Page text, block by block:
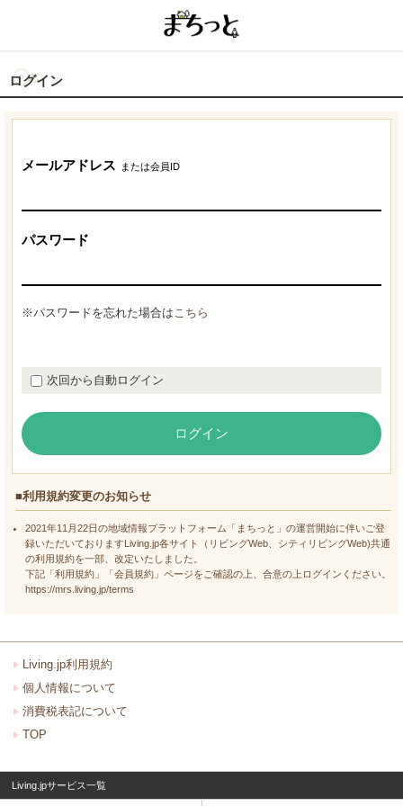
ログイン
メールアドレス または会員ID
パスワード
※パスワードを忘れた場合はこちら
次回から自動ログイン
ログイン
■利用規約変更のお知らせ
2021年11月22日の地域情報プラットフォーム「まちっと」の運営開始に伴いご登
録いただいておりますLiving.jp各サイト（リビングWeb、シティリビングWeb)共通
の利用規約を一部、改定いたしました。
下記「利用規約」「会員規約」ページをご確認の上、合意の上ログインください。
https://mrs.living.jp/terms
Living.jp利用規約
個人情報について
消費税表記について
TOP
Living.jpサービス一覧